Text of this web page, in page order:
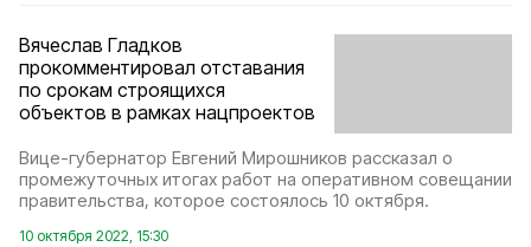
Вячеслав Гладков
прокомментировал отставания
по срокам строящихся
объектов в рамках нацпроектов
Вице-губернатор Евгений Мирошников рассказал о
промежуточных итогах работ на оперативном совещании
правительства, которое состоялось 10 октября.
10 октября 2022, 15:30